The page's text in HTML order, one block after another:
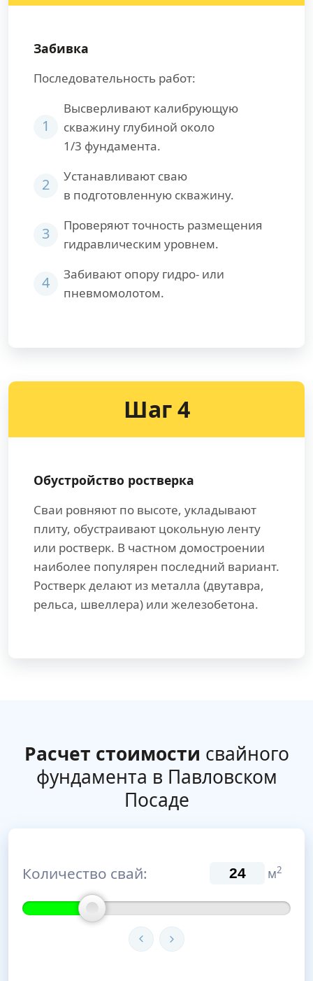
Забивка
Последовательность работ:
1
Высверливают калибрующую
скважину глубиной около
1/3 фундамента.
2
Устанавливают сваю
в подготовленную скважину.
3
Проверяют точность размещения
гидравлическим уровнем.
4
Забивают опору гидро- или
пневмомолотом.
Шаг 4
Обустройство ростверка
Сваи ровняют по высоте, укладывают
плиту, обустраивают цокольную ленту
или ростверк. В частном домостроении
наиболее популярен последний вариант.
Ростверк делают из металла (двутавра,
рельса, швеллера) или железобетона.
Расчет стоимости свайного
фундамента в Павловском
Посаде
Количество свай: м2